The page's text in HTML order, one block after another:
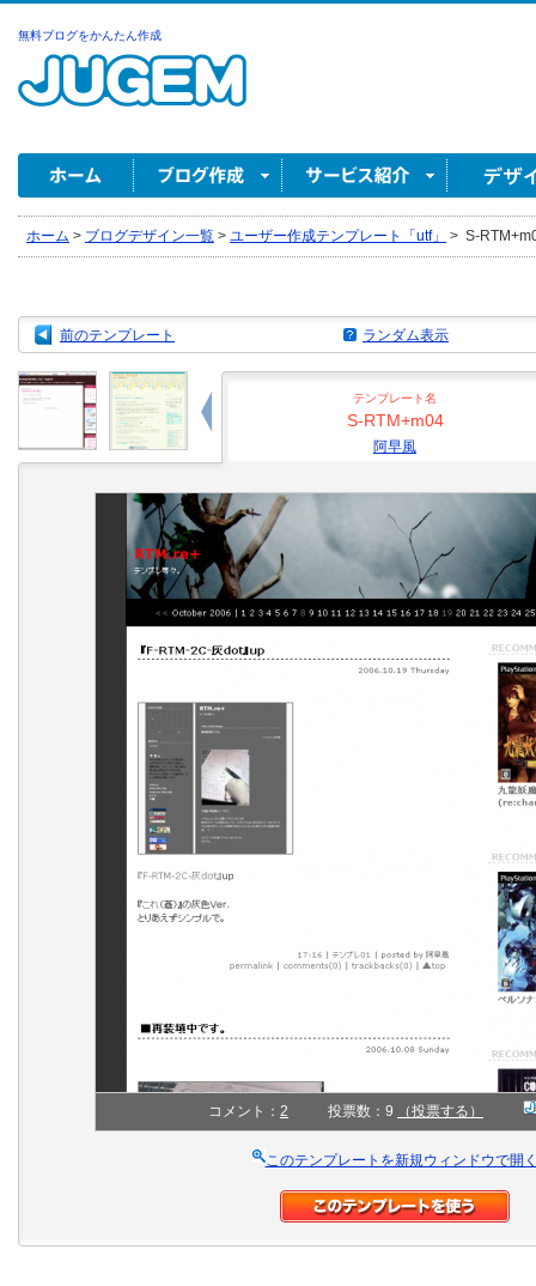
無料ブログをかんたん作成
ホーム > ブログデザイン一覧 > ユーザー作成テンプレート「utf」 > S-
前のテンプレート ランダム表示
テンプレート名
S-RTM+m04
阿早風
コメント： 2 投票数：9 （投票する）
このテンプレートを新規ウィンドウで開